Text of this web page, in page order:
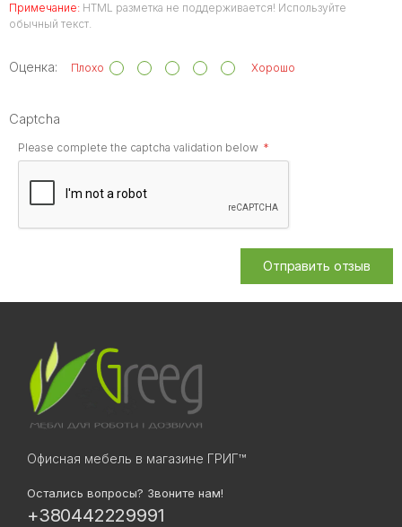
Примечание: HTML разметка не поддерживается! Используйте
обычный текст.
Оценка: Плохо Хорошо
Captcha
Please complete the captcha validation below
Отправить отзыв
Офисная мебель в магазине ГРИГ™
Остались вопросы? Звоните нам!
+380442229991